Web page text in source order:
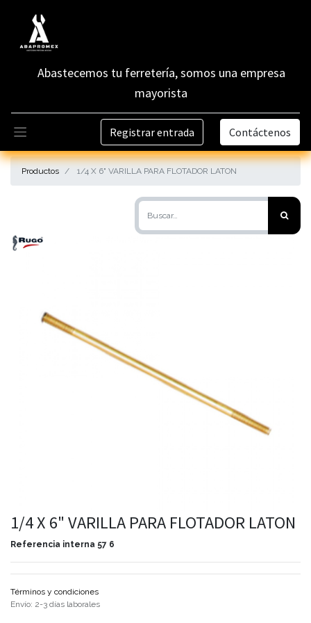
Abastecemos tu ferretería, somos una empresa
mayorista
Registrar entrada Contáctenos
Productos 1/4 X 6" VARILLA PARA FLOTADOR LATON
1/4 X 6" VARILLA PARA FLOTADOR LATON
Referencia interna 57 6
Términos y condiciones
Envío: 2-3 días laborales